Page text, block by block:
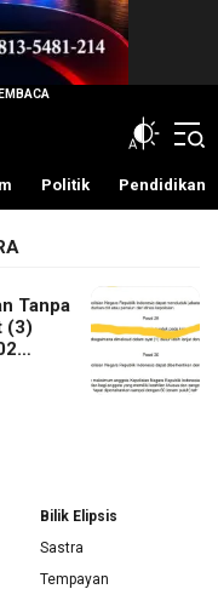
Politik Pendidikan
Tanpa
(3)
Bilik Elipsis
Sastra
Tempayan